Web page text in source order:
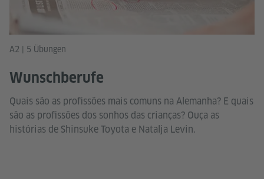
A2 | 5 Übungen
Wunschberufe
Quais são as profissões mais comuns na Alemanha? E quais
são as profissões dos sonhos das crianças? Ouça as
histórias de Shinsuke Toyota e Natalja Levin.